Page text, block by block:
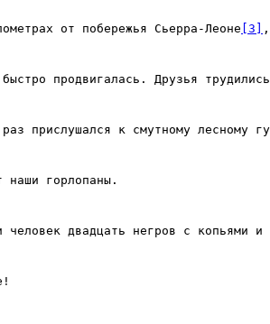
от побережья Сьерра‑Леоне [3]
продвигалась. Друзья
прислушался к смутному лесному
наши горлопаны.
человек двадцать негров с копьями